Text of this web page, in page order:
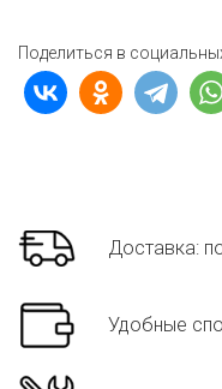
Поделиться в
Доставка:
Удобные